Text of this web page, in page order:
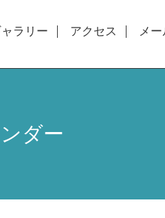
ラリー アクセス メ
ダー